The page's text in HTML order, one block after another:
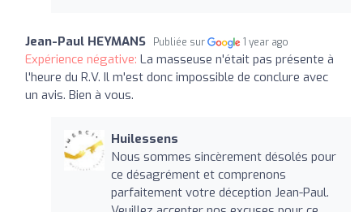
Jean-Paul HEYMANS Publiée sur 1 year ago
Expérience négative: La masseuse n'était pas présente à
l'heure du R.V. Il m'est donc impossible de conclure avec
un avis. Bien à vous.
Huilessens
Nous sommes sincèrement désolés pour
ce désagrément et comprenons
parfaitement votre déception Jean-Paul.